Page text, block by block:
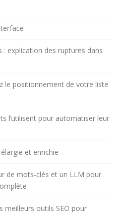
explication des ruptures dans
le positionnement de votre liste
l’utilisent pour automatiser leur
et enrichie
de mots-clés et un LLM pour
meilleurs outils SEO pour